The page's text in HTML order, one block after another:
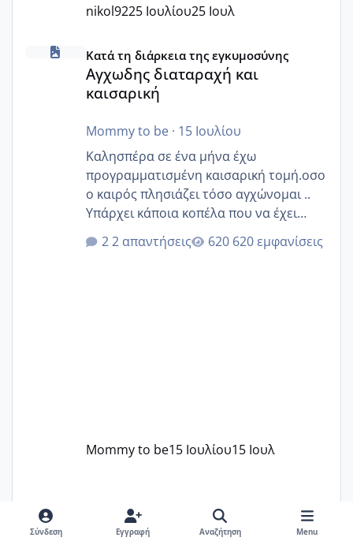
nikol9225 Ιουλίου25 Ιουλ
Αγχωδης διαταραχή και καισαρική
Κατά τη διάρκεια της εγκυμοσύνης
Αγχωδης διαταραχή και
καισαρική
Mommy to be· 15 Ιουλίου
Καλησπέρα σε ένα μήνα έχω
προγραμματισμένη καισαρική τομή.οσο
ο καιρός πλησιάζει τόσο αγχώνομαι ..
Υπάρχει κάποια κοπέλα που να έχει
παρόμοιο ιστορικό να μας πει την
εμπειρία της;Να σημειώσω είναι η
2 απαντήσεις 620 εμφανίσεις
Mommy to be15 Ιουλίου15 Ιουλ
Σύνδεση Εγγραφή Αναζήτηση Menu